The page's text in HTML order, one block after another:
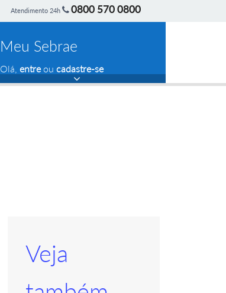
Atendimento 24h 0800 570 0800
Meu Sebrae
Olá, entreou cadastre-se
Veja